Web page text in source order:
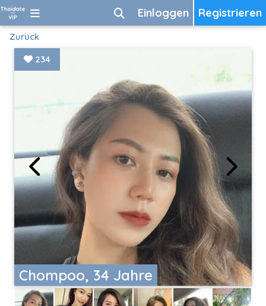
Registrieren
Einloggen
Zurück
Chompoo, 34 Jahre
234